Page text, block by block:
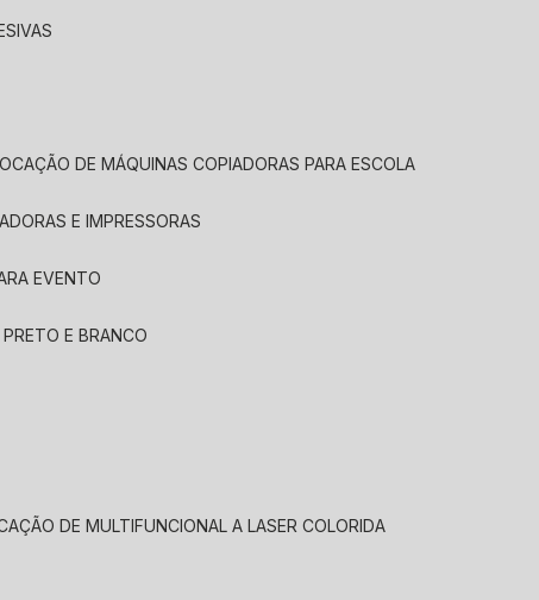
LOCAÇÃO DE MÁQUINAS COPIADORAS PARA ESCOLA
E IMPRESSORAS
EVENTO
E BRANCO
DE MULTIFUNCIONAL A LASER COLORIDA